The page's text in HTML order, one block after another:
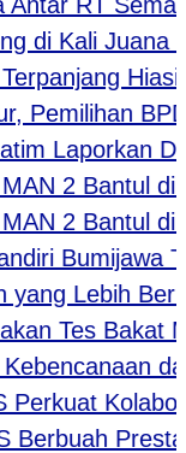
Kali Juana
Hiasi
BPD
Laporkan
2 Bantul di
2 Bantul di
Bumijawa
Lebih
Tes Bakat